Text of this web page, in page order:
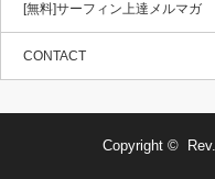
[無料]サーフィン上達メルマガ
CONTACT
Copyright ©